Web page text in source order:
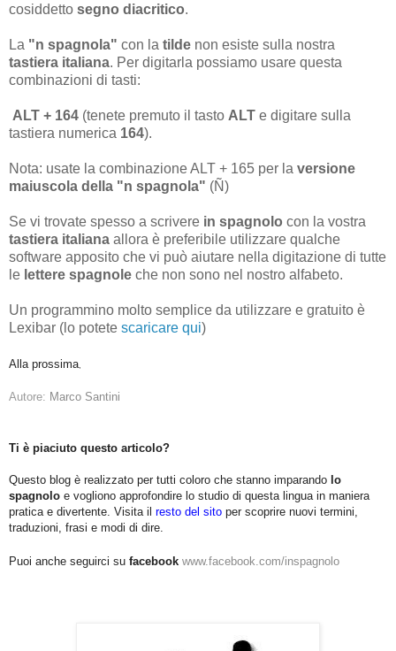
cosiddetto segno diacritico.
La "n spagnola" con la tilde non esiste sulla nostra
tastiera italiana. Per digitarla possiamo usare questa
combinazioni di tasti:
ALT + 164 (tenete premuto il tasto ALT e digitare sulla
tastiera numerica 164).
Nota: usate la combinazione ALT + 165 per la versione
maiuscola della "n spagnola" (Ñ)
Se vi trovate spesso a scrivere in spagnolo con la vostra
tastiera italiana allora è preferibile utilizzare qualche
software apposito che vi può aiutare nella digitazione di tutte
le lettere spagnole che non sono nel nostro alfabeto.
Un programmino molto semplice da utilizzare e gratuito è
Lexibar (lo potete scaricare qui)
Alla prossima
Autore: Marco Santini
Ti è piaciuto questo articolo?
Questo blog è realizzato per tutti coloro che stanno imparando lo
spagnolo e vogliono approfondire lo studio di questa lingua in maniera
pratica e divertente. Visita il resto del sito per scoprire nuovi termini,
traduzioni, frasi e modi di dire.
Puoi anche seguirci su facebook www.facebook.com/inspagnolo